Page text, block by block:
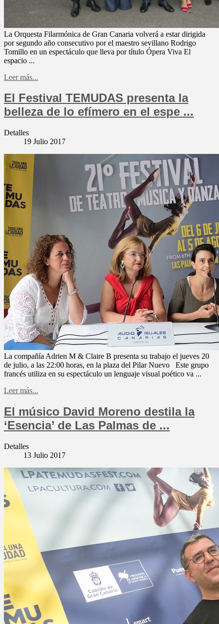
La Orquesta Filarmónica de Gran Canaria volverá a estar dirigida
por segundo año consecutivo por el maestro sevillano Rodrigo
Tomillo en un espectáculo que lleva por título Ópera Viva El
espacio ...
Leer más...
El Festival TEMUDAS presenta la
belleza de lo efímero en el espe ...
Detalles
19 Julio 2017
La compañía Adrien M & Claire B presenta su trabajo el jueves 20
de julio, a las 22:00 horas, en la plaza del Pilar Nuevo Este grupo
francés utiliza en su espectáculo un lenguaje visual poético va ...
Leer más...
El músico David Moreno destila la
‘Esencia’ de Las Palmas de ...
Detalles
13 Julio 2017